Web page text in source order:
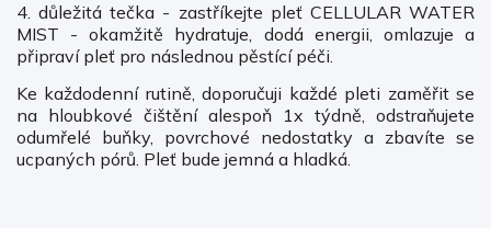
4. důležitá tečka - zastříkejte pleť CELLULAR WATER
MIST - okamžitě hydratuje, dodá energii, omlazuje a
připraví pleť pro následnou pěstící péči.
Ke každodenní rutině, doporučuji každé pleti zaměřit se
na hloubkové čištění alespoň 1x týdně, odstraňujete
odumřelé buňky, povrchové nedostatky a zbavíte se
ucpaných pórů. Pleť bude jemná a hladká.